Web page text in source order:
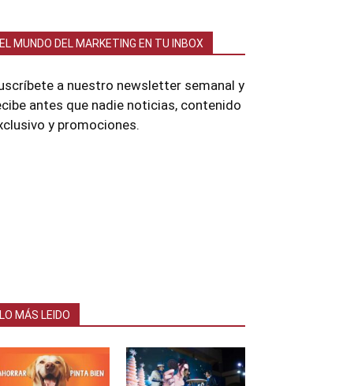
EL MUNDO DEL MARKETING EN TU INBOX
a nuestro newsletter semanal y
antes que nadie noticias, contenido
y promociones.
LO MÁS LEIDO